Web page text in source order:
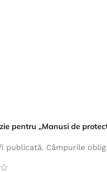
pentru „Manusi de
publicată. Câmpurile